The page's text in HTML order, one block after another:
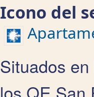
Icono del
Situados